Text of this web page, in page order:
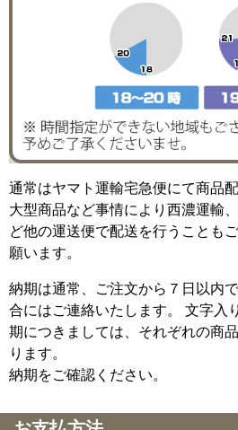
通常はヤマト運輸宅急便にて商品
大型商品など事情により西濃運輸
ど他の運送便で配送を行うことも
願います。
納期は通常、ご注文から７日以内
合にはご連絡いたします。 文字入
期につきましては、それぞれの商
ります。
納期をご確認ください。